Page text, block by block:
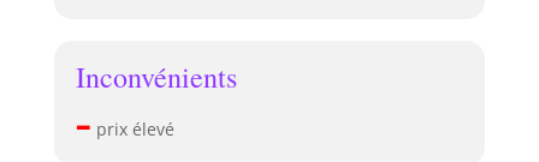
Inconvénients
– prix élevé